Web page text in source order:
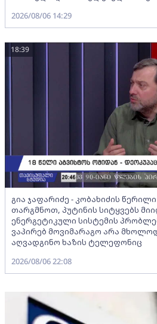
2026/08/06 14:29
გია ჯაფარიძე - კობახიძის
თარგმნოთ, პუტინის სიტყვებს
ენერგეტიკული სისტემის
ვაპირებ მოვიმარაგო არა
აღვადგინო ხაზის ტელეფონიც
18:39
2026/08/06 22:08